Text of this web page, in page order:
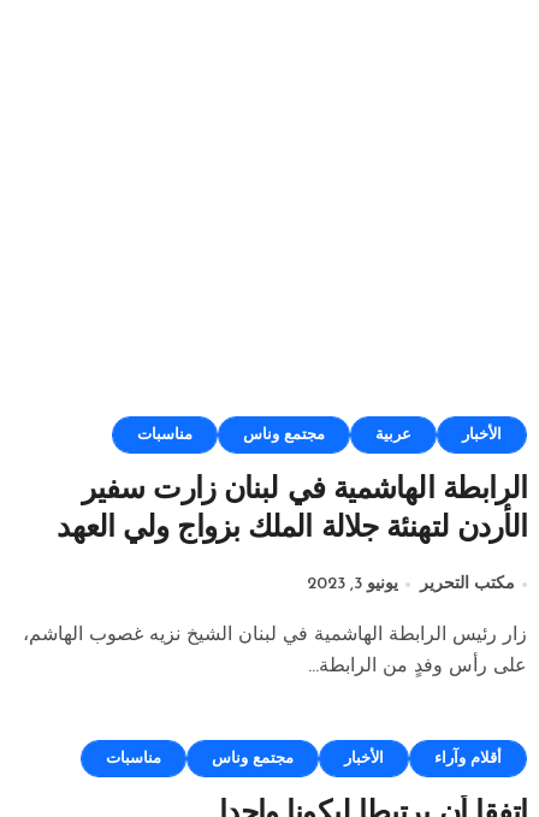
الأخبار عربية مجتمع وناس مناسبات
الرابطة الهاشمية في لبنان زارت سفير
الأردن لتهنئة جلالة الملك بزواج ولي العهد
مكتب التحرير يونيو 3, 2023
زار رئيس الرابطة الهاشمية في لبنان الشيخ نزيه غصوب الهاشم،
على رأس وفدٍ من الرابطة...
أقلام وآراء الأخبار مجتمع وناس مناسبات